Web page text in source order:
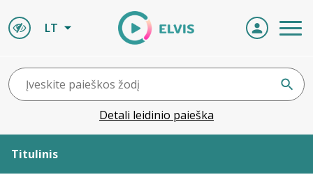
LT
Detali leidinio paieška
Titulinis